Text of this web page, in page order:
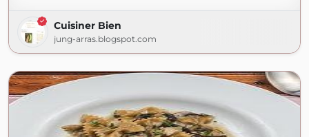
Cuisiner Bien
jung-arras.blogspot.com